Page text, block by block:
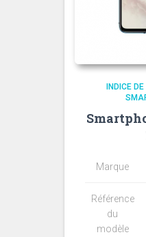
INDICE
Marque
Référence
du
modèle